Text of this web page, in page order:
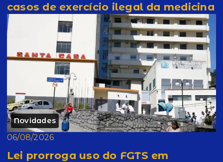
casos de exercício ilegal da medicina
Novidades
06/08/2026
Lei prorroga uso do FGTS em